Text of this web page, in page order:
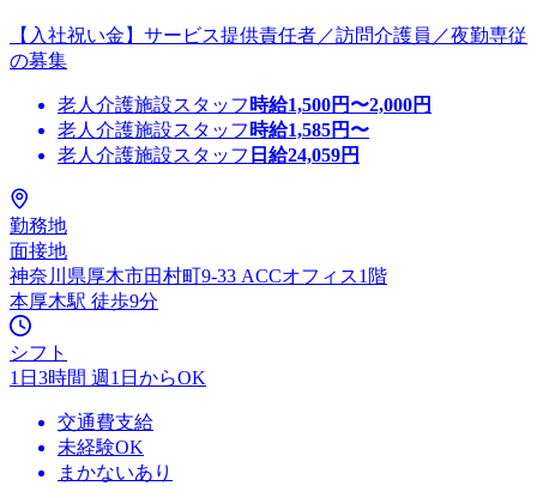
【入社祝い金】サービス提供責任者／訪問介護員／夜勤専従
の募集
老人介護施設スタッフ 時給1,500円〜2,000円
老人介護施設スタッフ 時給1,585円〜
老人介護施設スタッフ 日給24,059円
勤務地
面接地
神奈川県厚木市田村町9-33 ACCオフィス1階
本厚木駅 徒歩9分
シフト
1日3時間 週1日からOK
交通費支給
未経験OK
まかないあり